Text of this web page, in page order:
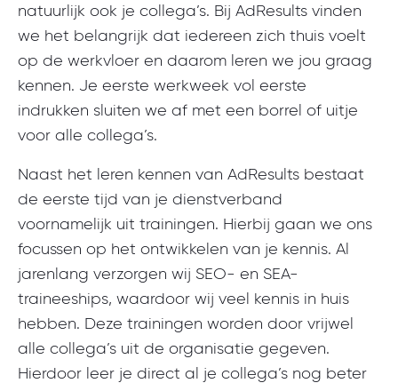
natuurlijk ook je collega’s. Bij AdResults vinden
we het belangrijk dat iedereen zich thuis voelt
op de werkvloer en daarom leren we jou graag
kennen. Je eerste werkweek vol eerste
indrukken sluiten we af met een borrel of uitje
voor alle collega’s.
Naast het leren kennen van AdResults bestaat
de eerste tijd van je dienstverband
voornamelijk uit trainingen. Hierbij gaan we ons
focussen op het ontwikkelen van je kennis. Al
jarenlang verzorgen wij SEO- en SEA-
traineeships, waardoor wij veel kennis in huis
hebben. Deze trainingen worden door vrijwel
alle collega’s uit de organisatie gegeven.
Hierdoor leer je direct al je collega’s nog beter